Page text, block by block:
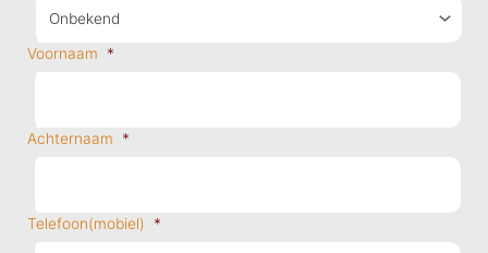
Voornaam *
Achternaam *
Telefoon(mobiel) *